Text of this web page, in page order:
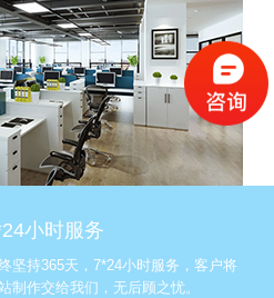
小时服务
坚持365天，7*24小时服务，客户将
制作交给我们，无后顾之忧。